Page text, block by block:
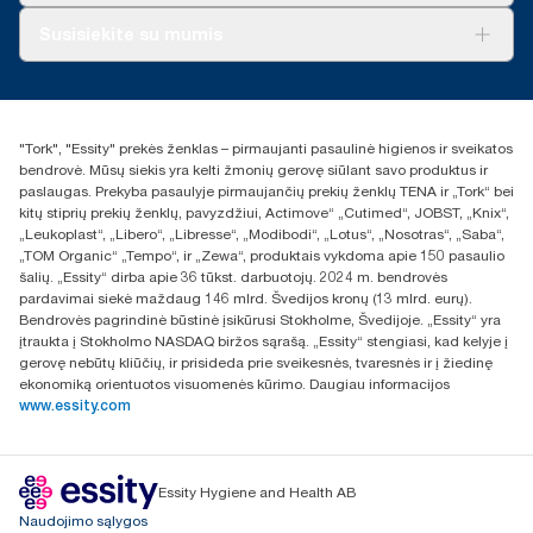
+370 5 268 3455
UAB Essity Lithuania
Naugarduko g. 98
LT-03160 Vilnius, Lietuva
"Tork", "Essity" prekės ženklas – pirmaujanti pasaulinė higienos ir sveikatos
bendrovė. Mūsų siekis yra kelti žmonių gerovę siūlant savo produktus ir
paslaugas. Prekyba pasaulyje pirmaujančių prekių ženklų TENA ir „Tork“ bei
kitų stiprių prekių ženklų, pavyzdžiui, Actimove“ „Cutimed“, JOBST, „Knix“,
„Leukoplast“, „Libero“, „Libresse“, „Modibodi“, „Lotus“, „Nosotras“, „Saba“,
„TOM Organic“ „Tempo“, ir „Zewa“, produktais vykdoma apie 150 pasaulio
šalių. „Essity“ dirba apie 36 tūkst. darbuotojų. 2024 m. bendrovės
pardavimai siekė maždaug 146 mlrd. Švedijos kronų (13 mlrd. eurų).
Bendrovės pagrindinė būstinė įsikūrusi Stokholme, Švedijoje. „Essity“ yra
įtraukta į Stokholmo NASDAQ biržos sąrašą. „Essity“ stengiasi, kad kelyje į
gerovę nebūtų kliūčių, ir prisideda prie sveikesnės, tvaresnės ir į žiedinę
ekonomiką orientuotos visuomenės kūrimo. Daugiau informacijos
www.essity.com
Essity Hygiene and Health AB
Naudojimo sąlygos